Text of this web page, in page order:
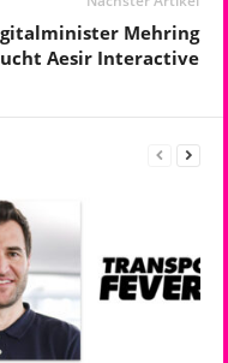
Mehring
Aesir Interactive